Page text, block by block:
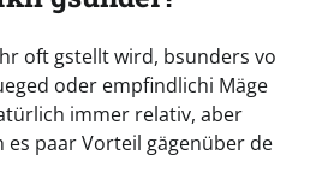
oft gstellt wird, bsunders vo
oder empfindlichi Mäge
immer relativ, aber
es paar Vorteil gägenüber de